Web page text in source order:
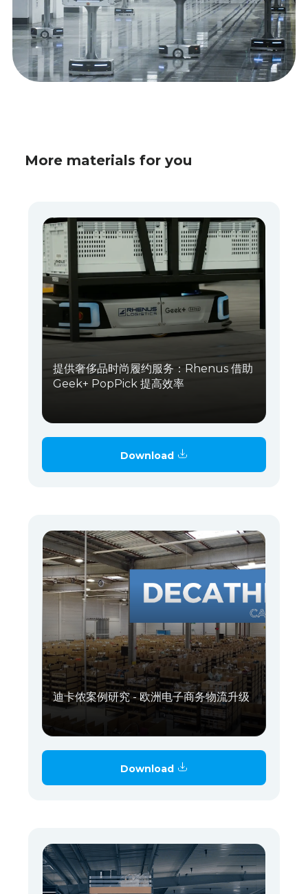
More materials for you
提供奢侈品时尚履约服务：Rhenus 借助
Geek+ PopPick 提高效率
Download
迪卡侬案例研究 - 欧洲电子商务物流升级
Download